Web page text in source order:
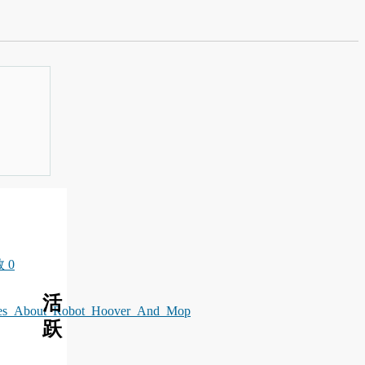
0
活
跃